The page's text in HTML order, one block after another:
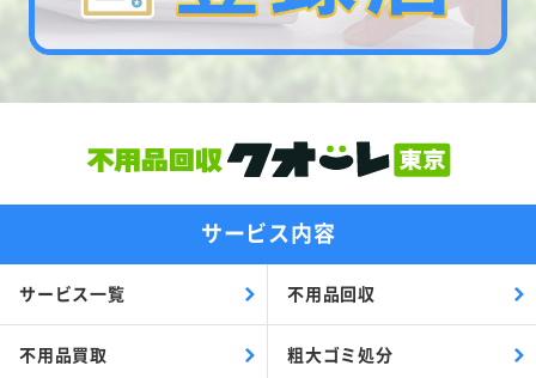
サービス内容
サービス一覧 不用品回収
不用品買取 粗大ゴミ処分